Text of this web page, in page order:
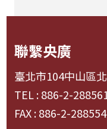
聯繫央廣
臺北市104中山區
TEL : 886-2-
FAX : 886-2-